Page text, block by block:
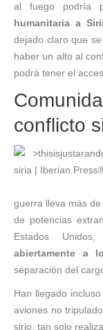
al fuego podría
humanitaria a
dejado claro que
haber un alto al
podrá tener el
conflicto
guerra lleva más
de potencias
Estados
abiertamente a
separación del
Han llegado
aviones no
sirio, tan solo